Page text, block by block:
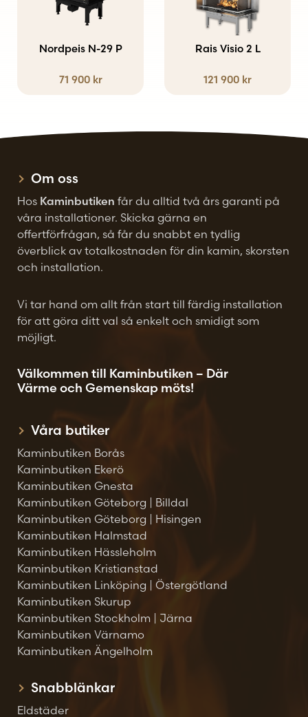
Nordpeis N-29 P
71 900 kr
varianter.
produktsidan
Rais Visio 2 L
121 900 kr
varianter.
olika
Om oss
Hos Kaminbutiken får du alltid två års garanti på
våra installationer. Skicka gärna en
offertförfrågan, så får du snabbt en tydlig
överblick av totalkostnaden för din kamin, skorsten
och installation.
Vi tar hand om allt från start till färdig installation
för att göra ditt val så enkelt och smidigt som
möjligt.
Välkommen till Kaminbutiken – Där
Värme och Gemenskap möts!
Våra butiker
Kaminbutiken Borås
Kaminbutiken Ekerö
Kaminbutiken Gnesta
Kaminbutiken Göteborg | Billdal
Kaminbutiken Göteborg | Hisingen
Kaminbutiken Halmstad
Kaminbutiken Hässleholm
Kaminbutiken Kristianstad
Kaminbutiken Linköping | Östergötland
Kaminbutiken Skurup
Kaminbutiken Stockholm | Järna
Kaminbutiken Värnamo
Kaminbutiken Ängelholm
Snabblänkar
Eldstäder